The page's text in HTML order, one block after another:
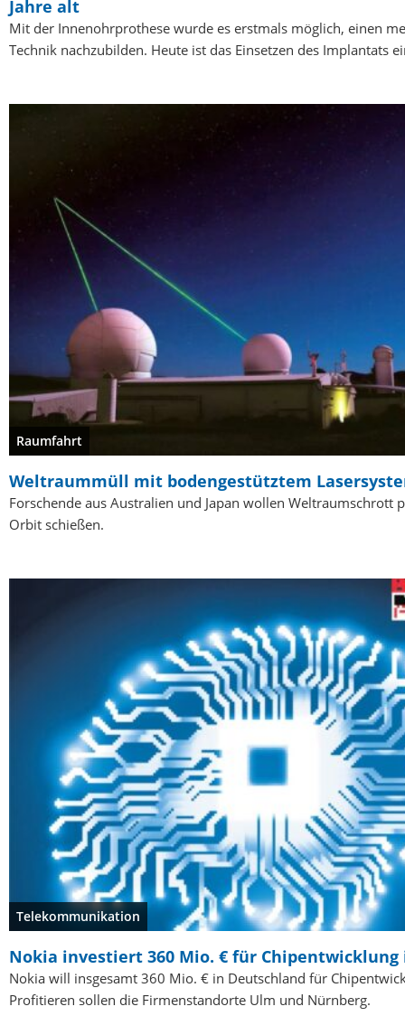
Jahre alt
Mit der Innenohrprothese wurde es erstmals möglich, einen
Technik nachzubilden. Heute ist das Einsetzen des Implantats
Raumfahrt
Weltraummüll mit bodengestütztem
Forschende aus Australien und Japan wollen Weltraumschrott
Orbit schießen.
Telekommunikation
Nokia investiert 360 Mio. € für Chipentwicklung
Nokia will insgesamt 360 Mio. € in Deutschland für
Profitieren sollen die Firmenstandorte Ulm und Nürnberg.